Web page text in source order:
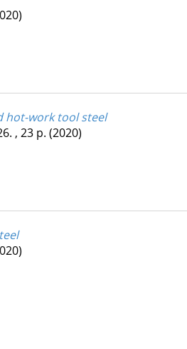
hot-work tool steel
, 23 p. (2020)